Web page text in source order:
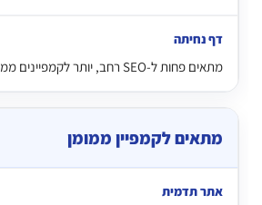
מתאים פחות ל-SEO רחב, יותר לקמפיינים ממומנים
מתאים לקמפיין ממומן